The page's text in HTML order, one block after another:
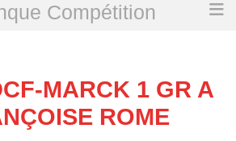
Compétition
1 GR A - Françoise Rome
MARCK 1 GR A
ROME